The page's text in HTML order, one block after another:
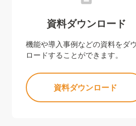
資料ダウンロード
機能や導入事例などの資料をダ
ロードすることができます。
資料ダウンロード